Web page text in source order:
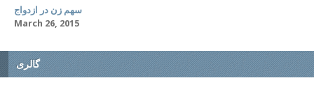
سهم زن در ازدواج
March 26, 2015
گالری